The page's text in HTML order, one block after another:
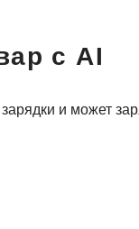
с AI
и может